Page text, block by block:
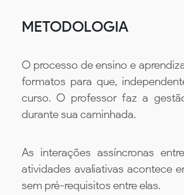
METODOLOGIA
O processo de ensino e
formatos para que,
curso. O professor faz a
durante sua caminhada.
As interações assíncronas
atividades avaliativas acontece
sem pré-requisitos entre elas.